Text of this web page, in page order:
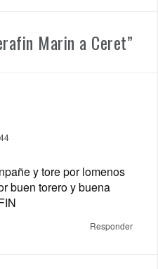
Marin a Ceret”
y tore por lomenos
buen torero y buena
Responder